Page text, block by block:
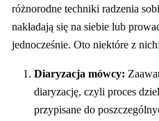
różnorodne techniki radzenia
nakładają się na siebie lub
jednocześnie. Oto niektóre z nich:
Diaryzacja mówcy:
diaryzację, czyli proces
przypisane do